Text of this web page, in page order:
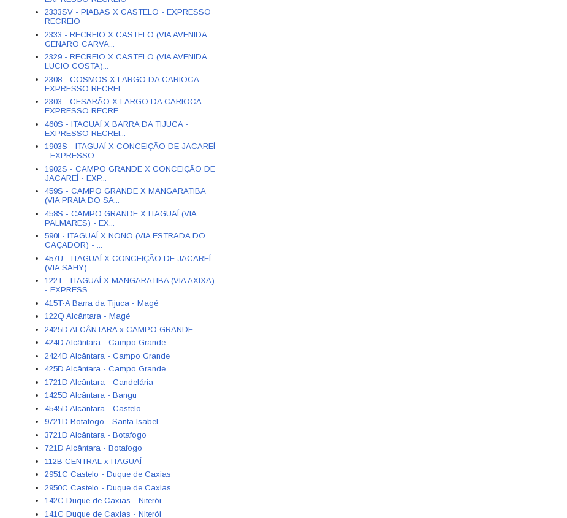
2333SV - PIABAS X CASTELO - EXPRESSO
RECREIO
2333 - RECREIO X CASTELO (VIA AVENIDA
GENARO CARVA...
2329 - RECREIO X CASTELO (VIA AVENIDA
LUCIO COSTA)...
2308 - COSMOS X LARGO DA CARIOCA -
EXPRESSO RECREI...
2303 - CESARÃO X LARGO DA CARIOCA -
EXPRESSO RECRE...
460S - ITAGUAÍ X BARRA DA TIJUCA -
EXPRESSO RECREI...
1903S - ITAGUAÍ X CONCEIÇÃO DE JACAREÍ
- EXPRESSO...
1902S - CAMPO GRANDE X CONCEIÇÃO DE
JACAREÍ - EXP...
459S - CAMPO GRANDE X MANGARATIBA
(VIA PRAIA DO SA...
458S - CAMPO GRANDE X ITAGUAÍ (VIA
PALMARES) - EX...
590I - ITAGUAÍ X NONO (VIA ESTRADA DO
CAÇADOR) - ...
457U - ITAGUAÍ X CONCEIÇÃO DE JACAREÍ
(VIA SAHY) ...
122T - ITAGUAÍ X MANGARATIBA (VIA AXIXA)
- EXPRESS...
415T-A Barra da Tijuca - Magé
122Q Alcântara - Magé
2425D ALCÂNTARA x CAMPO GRANDE
424D Alcântara - Campo Grande
2424D Alcântara - Campo Grande
425D Alcântara - Campo Grande
1721D Alcântara - Candelária
1425D Alcântara - Bangu
4545D Alcântara - Castelo
9721D Botafogo - Santa Isabel
3721D Alcântara - Botafogo
721D Alcântara - Botafogo
112B CENTRAL x ITAGUAÍ
2951C Castelo - Duque de Caxias
2950C Castelo - Duque de Caxias
142C Duque de Caxias - Niterói
141C Duque de Caxias - Niterói